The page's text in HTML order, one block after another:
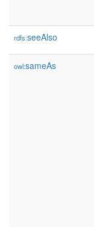
rdfs:seeAlso
owl:sameAs